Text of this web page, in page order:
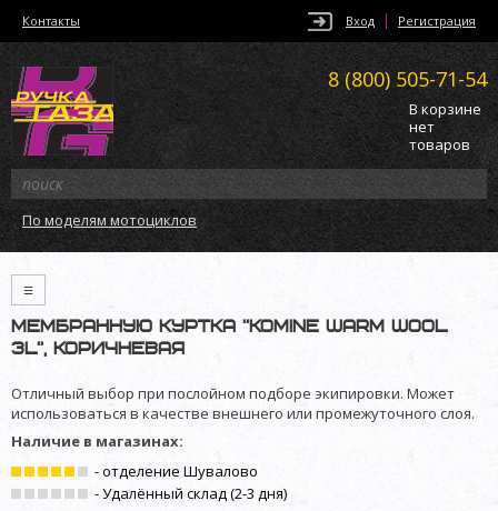
Вход Регистрация
Контакты
8 (800) 505-71-54
В корзине
нет
товаров
По моделям мотоциклов
≡
Мембранную куртка ”KOMINE Warm Wool
3L”, коричневая
Отличный выбор при послойном подборе экипировки. Может
использоваться в качестве внешнего или промежуточного слоя.
Наличие в магазинах:
- отделение Шувалово
- Удалённый склад (2-3 дня)